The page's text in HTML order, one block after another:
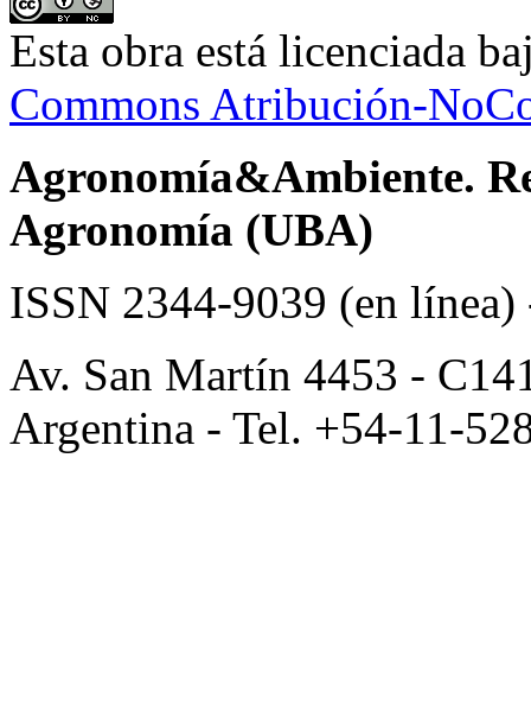
Esta obra está licenciada
Commons Atribución-
Agronomía&Ambiente.
Agronomía (UBA)
ISSN 2344-9039 (en
Av. San Martín 4453 -
Argentina - Tel. +54-11-